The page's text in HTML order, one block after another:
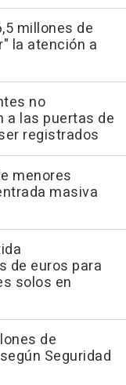
millones de
la atención a
no
a las puertas de
registrados
menores
masiva
de euros para
solos en
de
Seguridad